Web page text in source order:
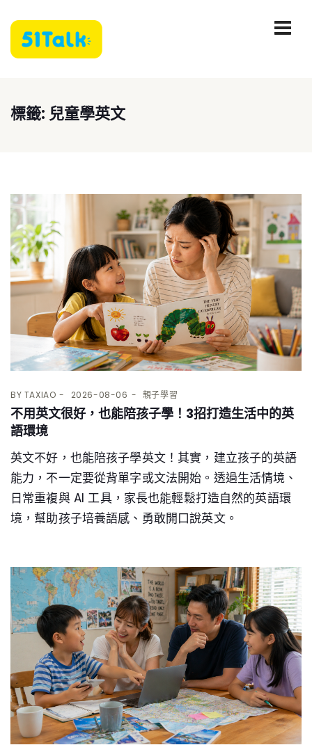
標籤:兒童學英文
BY TAXIAO 2026-08-06 親子學習
不用英文很好，也能陪孩子學！3招打造生活中的英
語環境
英文不好，也能陪孩子學英文！其實，建立孩子的英語
能力，不一定要從背單字或文法開始。透過生活情境、
日常重複與 AI 工具，家長也能輕鬆打造自然的英語環
境，幫助孩子培養語感、勇敢開口說英文。